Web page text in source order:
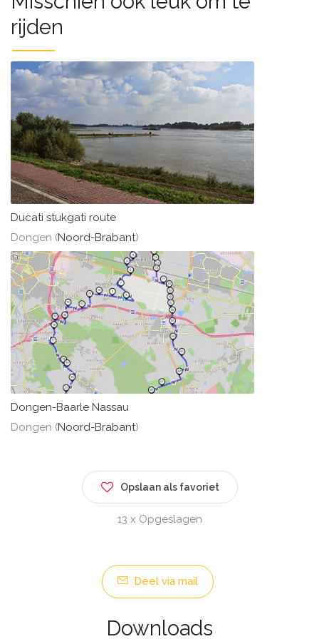
rijden
Ducati stukgati route
Dongen (Noord-Brabant)
Dongen-Baarle Nassau
Dongen (Noord-Brabant)
Opslaan als favoriet
13 x Opgeslagen
Deel via mail
Downloads